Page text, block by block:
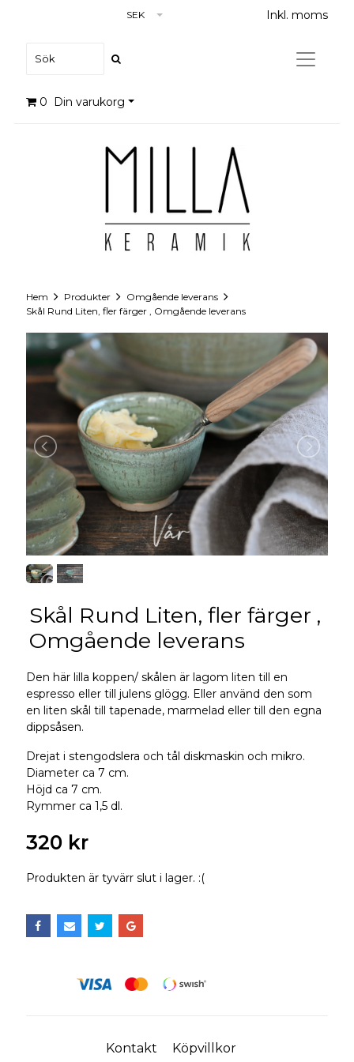
SEK Inkl. moms
0 Din varukorg
Hem Produkter
Omgående leverans
Skål Rund Liten, fler färger , Omgående leverans
Skål Rund Liten, fler färger ,
Omgående leverans
Den här lilla koppen/ skålen är lagom liten till en
espresso eller till julens glögg. Eller använd den som
en liten skål till tapenade, marmelad eller till den egna
dippsåsen.
Drejat i stengodslera och tål diskmaskin och mikro.
Diameter ca 7 cm.
Höjd ca 7 cm.
Rymmer ca 1,5 dl.
320 kr
Produkten är tyvärr slut i lager. :(
Kontakt Köpvillkor